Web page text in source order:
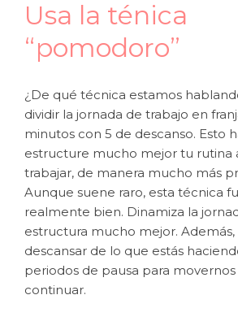
Usa la ténica
“pomodoro”
¿De qué técnica estamos
dividir la jornada de trabajo en
minutos con 5 de descanso. Esto
estructure mucho mejor tu rutina
trabajar, de manera mucho más
Aunque suene raro, esta técnica
realmente bien. Dinamiza la
estructura mucho mejor. Además,
descansar de lo que estás
periodos de pausa para
continuar.